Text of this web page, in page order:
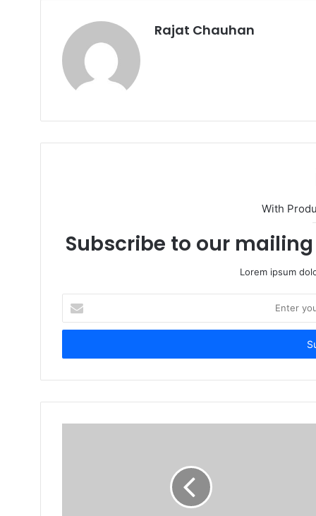
Rajat Chauhan
With
Subscribe to our
Lorem ipsum
your
Email